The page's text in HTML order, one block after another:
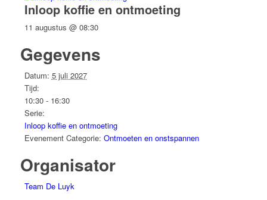
Inloop koffie en ontmoeting
11 augustus @ 08:30
Gegevens
Datum: 5 juli 2027
Tijd:
10:30 - 16:30
Serie:
Inloop koffie en ontmoeting
Evenement Categorie: Ontmoeten en onstspannen
Organisator
Team De Luyk